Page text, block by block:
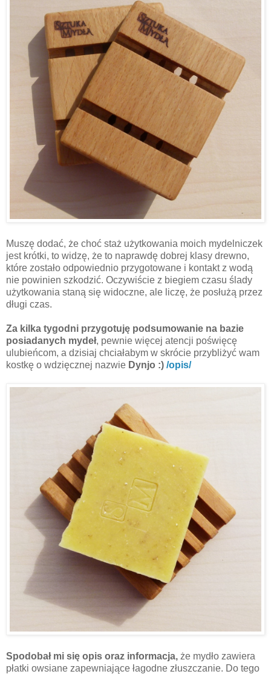
Muszę dodać, że choć staż użytkowania moich mydelniczek
jest krótki, to widzę, że to naprawdę dobrej klasy drewno,
które zostało odpowiednio przygotowane i kontakt z wodą
nie powinien szkodzić. Oczywiście z biegiem czasu ślady
użytkowania staną się widoczne, ale liczę, że posłużą przez
długi czas.
Za kilka tygodni przygotuję podsumowanie na bazie
posiadanych mydeł, pewnie więcej atencji poświęcę
ulubieńcom, a dzisiaj chciałabym w skrócie przybliżyć wam
kostkę o wdzięcznej nazwie Dynjo :) /opis/
Spodobał mi się opis oraz informacja, że mydło zawiera
płatki owsiane zapewniające łagodne złuszczanie. Do tego